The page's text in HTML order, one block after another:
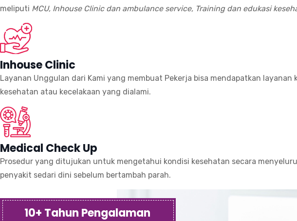
meliputi MCU, Inhouse Clinic dan ambulance service, Training dan edukasi
Inhouse Clinic
Layanan Unggulan dari Kami yang membuat Pekerja bisa mendapatkan
kesehatan atau kecelakaan yang dialami.
Medical Check Up
Prosedur yang ditujukan untuk mengetahui kondisi kesehatan secara
penyakit sedari dini sebelum bertambah parah.
10+ Tahun Pengalaman